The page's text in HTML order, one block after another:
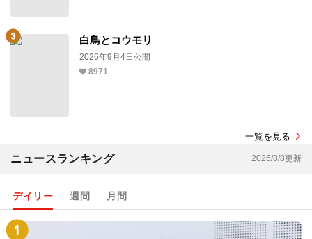
白鳥とコウモリ
2026年9月4日公開
8971
一覧を見る
ニュースランキング 2026/8/8更新
デイリー 週間 月間